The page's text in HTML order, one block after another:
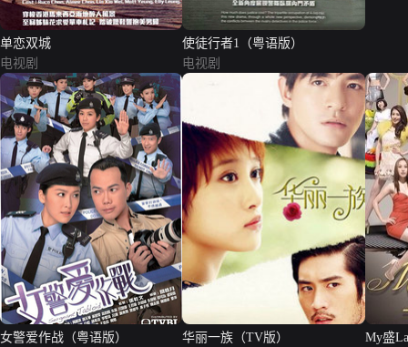
单恋双城
电视剧
使徒行者1（粤语版）
电视剧
女警爱作战（粤语版）
华丽一族（TV版）
My盛